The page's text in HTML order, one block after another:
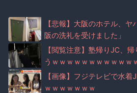
【悲報】大阪のホテル、
阪の洗礼を受けました」
【閲覧注意】塾帰りJC、
うｗｗｗｗｗｗｗｗｗｗｗ
ｗ【画像】フジテレビで水
ｗｗｗｗｗｗｗ